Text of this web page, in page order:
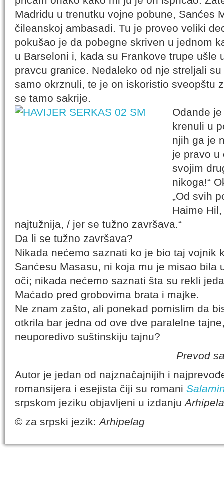
Madridu u trenutku vojne pobune, Sanćes
čileanskoj ambasadi. Tu je proveo veliki
pokušao je da pobegne skriven u jednom
u Barseloni i, kada su Frankove trupe ušle
pravcu granice. Nedaleko od nje streljali
samo okrznuli, te je on iskoristio sveopštu
se tamo sakrije.
Odande
krenuli u
njih ga je
je pravo u
svojim
nikoga!“
„Od svih
Haime
najtužnija, / jer se tužno završava.“
Da li se tužno završava?
Nikada nećemo saznati ko je bio taj vojnik
Sanćesu Masasu, ni koja mu je misao bila
oči; nikada nećemo saznati šta su rekli
Maćado pred grobovima brata i majke.
Ne znam zašto, ali ponekad pomislim da
otkrila bar jedna od ove dve paralelne
neuporedivo suštinskiju tajnu?
Prevod
Autor je jedan od najznačajnijih i
romansijera i esejista čiji su romani
srpskom jeziku objavljeni u izdanju
© za srpski jezik:Arhipelag